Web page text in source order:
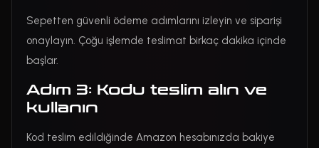
Sepetten güvenli ödeme adımlarını izleyin ve siparişi
onaylayın. Çoğu işlemde teslimat birkaç dakika içinde
başlar.
Adım 3: Kodu teslim alın ve
kullanın
Kod teslim edildiğinde Amazon hesabınızda bakiye